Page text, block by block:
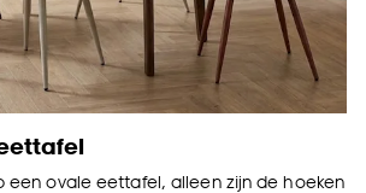
een ovale eettafel, alleen zijn de hoeken